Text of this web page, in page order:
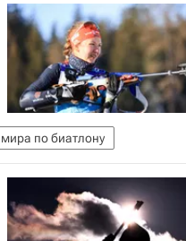
по биатлону